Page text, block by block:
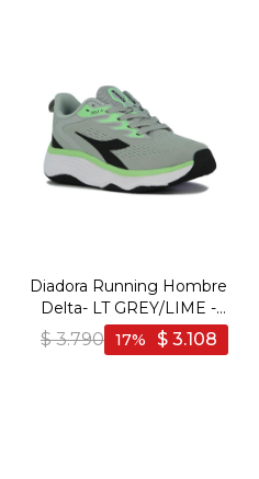
Diadora Running Hombre
Delta- LT GREY/LIME -
Gris Claro-Lima
$ 3.790 $ 3.108
17